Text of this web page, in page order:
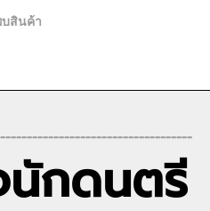
บสินค้า
นักดนตรี